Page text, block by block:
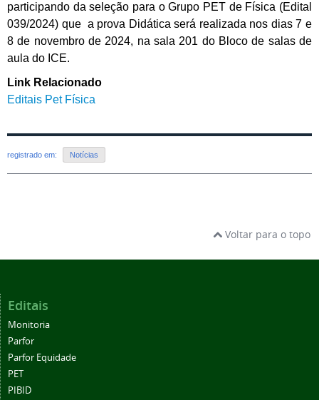
participando da seleção para o Grupo PET de Física (Edital
039/2024) que a prova Didática será realizada nos dias 7 e
8 de novembro de 2024, na sala 201 do Bloco de salas de
aula do ICE.
Link Relacionado
Editais Pet Física
registrado em: Notícias
Voltar para o topo
Editais
Monitoria
Parfor
Parfor Equidade
PET
PIBID